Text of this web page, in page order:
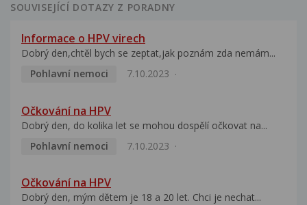
SOUVISEJÍCÍ DOTAZY Z PORADNY
Informace o HPV virech
Dobrý den,chtěl bych se zeptat,jak poznám zda nemám...
Pohlavní nemoci
7.10.2023
Očkování na HPV
Dobrý den, do kolika let se mohou dospělí očkovat na...
Pohlavní nemoci
7.10.2023
Očkování na HPV
Dobrý den, mým dětem je 18 a 20 let. Chci je nechat...